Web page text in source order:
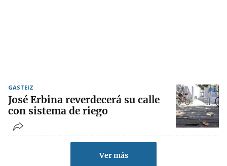
GASTEIZ
José Erbina reverdecerá su calle
con sistema de riego
Ver más